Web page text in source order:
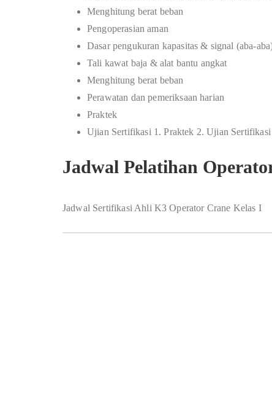
Menghitung berat beban
Pengoperasian aman
Dasar pengukuran kapasitas & signal (aba-
Tali kawat baja & alat bantu angkat
Menghitung berat beban
Perawatan dan pemeriksaan harian
Praktek
Ujian Sertifikasi 1. Praktek 2. Ujian Sertifikasi
Jadwal Pelatihan
Jadwal Sertifikasi Ahli K3 Operator Crane Kelas I